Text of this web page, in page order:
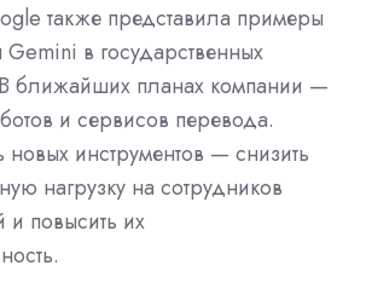
также представила примеры
в государственных
ближайших планах компании —
и сервисов перевода.
инструментов — снизить
нагрузку на сотрудников
и повысить их